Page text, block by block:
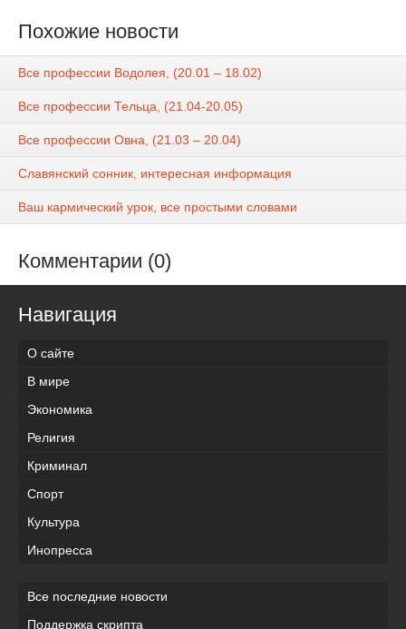
Похожие новости
Все профессии Водолея, (20.01 – 18.02)
Все профессии Тельца, (21.04-20.05)
Все профессии Овна, (21.03 – 20.04)
Славянский сонник, интересная информация
Ваш кармический урок, все простыми словами
Комментарии (0)
Навигация
О сайте
В мире
Экономика
Религия
Криминал
Спорт
Культура
Инопресса
Все последние новости
Поддержка скрипта